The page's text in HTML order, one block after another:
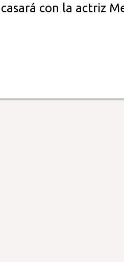
con la actriz